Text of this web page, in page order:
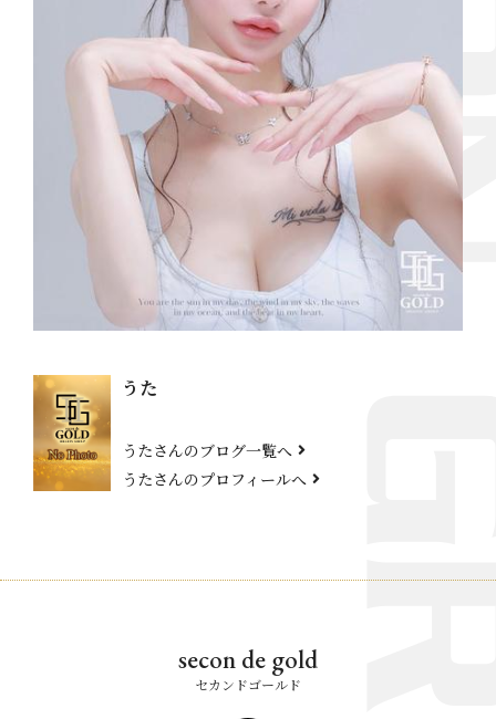
うた
うたさんのブログ一覧へ
うたさんのプロフィールへ
secon de gold
セカンドゴールド